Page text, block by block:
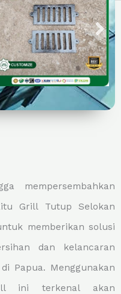
mempersembahkan
Grill Tutup Selokan
memberikan solusi
dan kelancaran
Papua. Menggunakan
ini terkenal akan